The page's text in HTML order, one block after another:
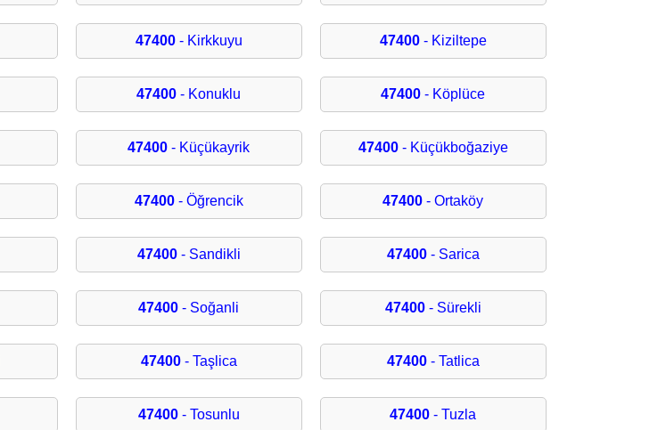
47400- Kirkkuyu 47400- Kiziltepe
47400 - Konuklu 47400 - Köplüce
47400 - Küçükayrik 47400- Küçükboğaziye
47400- Öğrencik 47400 - Ortaköy
47400- Sandikli 47400- Sarica
47400 - Soğanli 47400- Sürekli
47400- Taşlica 47400- Tatlica
47400- Tosunlu 47400 - Tuzla